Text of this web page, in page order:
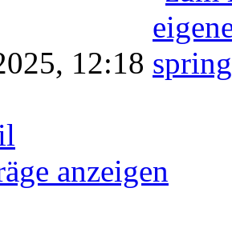
12:18
anzeigen